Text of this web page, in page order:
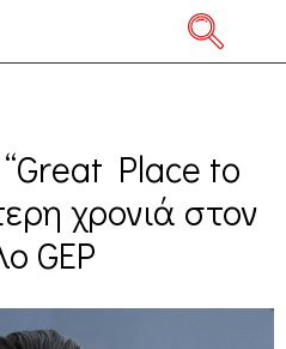
Place to
χρονιά στον
GEP